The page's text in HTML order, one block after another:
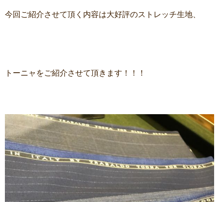
今回ご紹介させて頂く内容は大好評のストレッチ生地、
トーニャをご紹介させて頂きます！！！